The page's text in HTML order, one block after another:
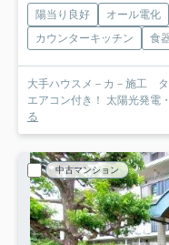
陽当り良好 オール電化
カウンターキッチン
食
大手ハウスメ－カ－施工 タ
エアコン付き！ 太陽光発電
る
中古マンション